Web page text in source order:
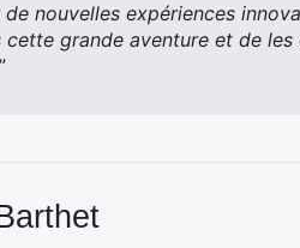
nouvelles expériences
cette grande aventure et de